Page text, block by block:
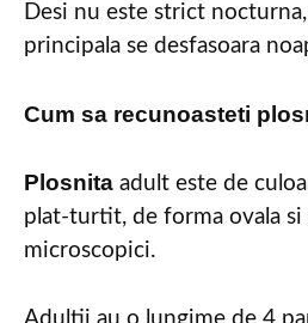
Desi nu este strict
principala se desfasoara
Cum sa recunoasteti
Plosnita adult este de
plat-turtit, de forma ovala si
microscopici.
Adultii au o lungime de 4